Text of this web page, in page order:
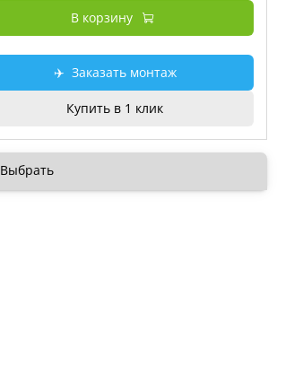
В корзину
✈️ Заказать монтаж
Купить в 1 клик
Выбрать